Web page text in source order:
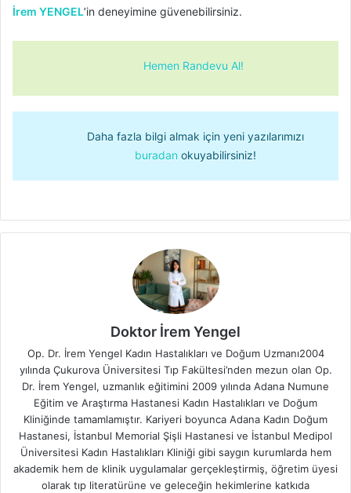
İrem YENGEL’in deneyimine güvenebilirsiniz.
Hemen Randevu Al!
Daha fazla bilgi almak için yeni yazılarımızı
buradan okuyabilirsiniz!
Doktor İrem Yengel
Op. Dr. İrem Yengel Kadın Hastalıkları ve Doğum Uzmanı2004
yılında Çukurova Üniversitesi Tıp Fakültesi’nden mezun olan Op.
Dr. İrem Yengel, uzmanlık eğitimini 2009 yılında Adana Numune
Eğitim ve Araştırma Hastanesi Kadın Hastalıkları ve Doğum
Kliniğinde tamamlamıştır. Kariyeri boyunca Adana Kadın Doğum
Hastanesi, İstanbul Memorial Şişli Hastanesi ve İstanbul Medipol
Üniversitesi Kadın Hastalıkları Kliniği gibi saygın kurumlarda hem
akademik hem de klinik uygulamalar gerçekleştirmiş, öğretim üyesi
olarak tıp literatürüne ve geleceğin hekimlerine katkıda